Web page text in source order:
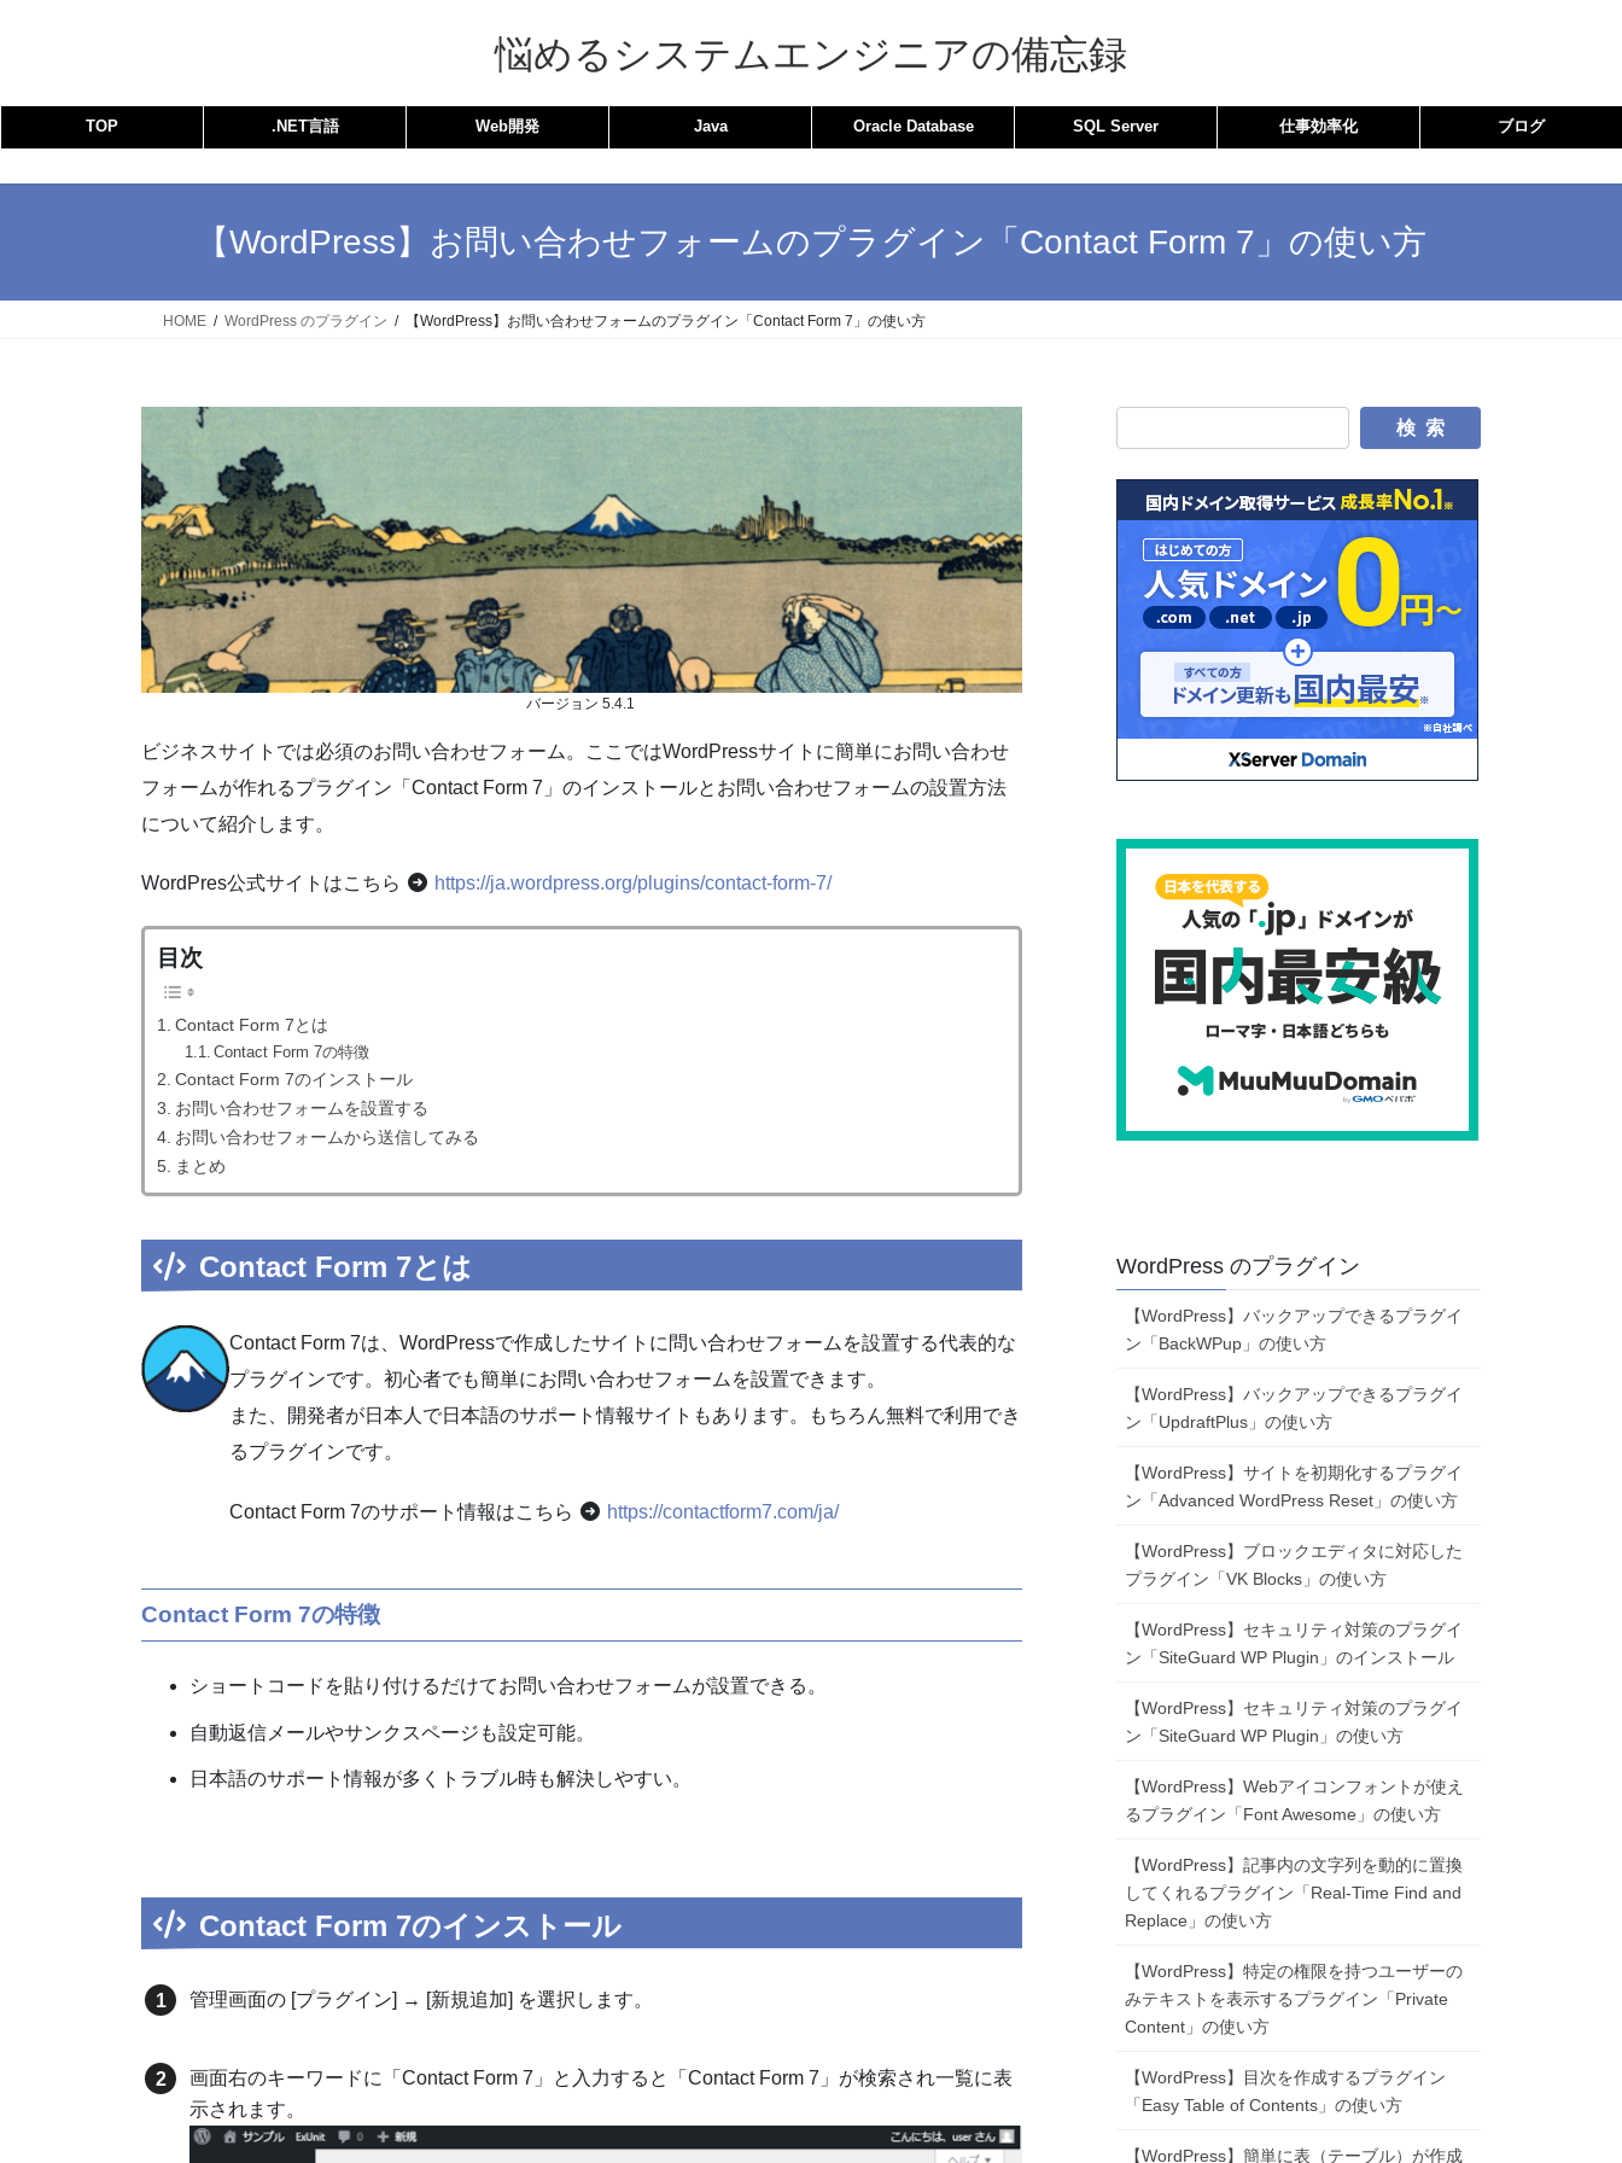
ス
ン
悩めるシステムエンジニアの備忘録
TOP .NET言語 Web開発 Java Oracle Database SQL Server 仕事効率化 ブログ
【WordPress】お問い合わせフォームのプラグイン「Contact Form 7」の使い方
HOME WordPress のプラグイン 【WordPress】お問い合わせフォームのプラグイン「Contact Form 7」の使い方
バージョン 5.4.1
ビジネスサイトでは必須のお問い合わせフォーム。ここではWordPressサイトに簡単にお問い合わせ
フォームが作れるプラグイン「Contact Form 7」のインストールとお問い合わせフォームの設置方法
について紹介します。
WordPres公式サイトはこちら https://ja.wordpress.org/plugins/contact-form-7/
目次
Contact Form 7とは
Contact Form 7の特徴
Contact Form 7のインストール
お問い合わせフォームを設置する
お問い合わせフォームから送信してみる
まとめ
Contact Form 7とは
Contact Form 7は、WordPressで作成したサイトに問い合わせフォームを設置する代表的な
プラグインです。初心者でも簡単にお問い合わせフォームを設置できます。
また、開発者が日本人で日本語のサポート情報サイトもあります。もちろん無料で利用でき
るプラグインです。
Contact Form 7のサポート情報はこちら https://contactform7.com/ja/
Contact Form 7の特徴
ショートコードを貼り付けるだけてお問い合わせフォームが設置できる。
自動返信メールやサンクスページも設定可能。
日本語のサポート情報が多くトラブル時も解決しやすい。
Contact Form 7のインストール
管理画面の [プラグイン] → [新規追加] を選択します。
画面右のキーワードに「Contact Form 7」と入力すると「Contact Form 7」が検索され一覧に表
示されます。
WordPress のプラグイン
【WordPress】バックアップできるプラグイ
ン「BackWPup」の使い方
【WordPress】バックアップできるプラグイ
ン「UpdraftPlus」の使い方
【WordPress】サイトを初期化するプラグイ
ン「Advanced WordPress Reset」の使い方
【WordPress】ブロックエディタに対応した
プラグイン「VK Blocks」の使い方
【WordPress】セキュリティ対策のプラグイ
ン「SiteGuard WP Plugin」のインストール
【WordPress】セキュリティ対策のプラグイ
ン「SiteGuard WP Plugin」の使い方
【WordPress】Webアイコンフォントが使え
るプラグイン「Font Awesome」の使い方
【WordPress】記事内の文字列を動的に置換
してくれるプラグイン「Real-Time Find and
Replace」の使い方
【WordPress】特定の権限を持つユーザーの
みテキストを表示するプラグイン「Private
Content」の使い方
【WordPress】目次を作成するプラグイン
「Easy Table of Contents」の使い方
【WordPress】簡単に表（テーブル）が作成